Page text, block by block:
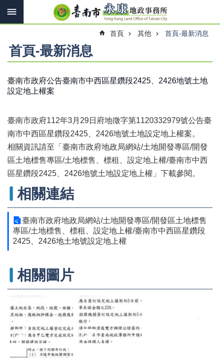
跳到主要內容區塊
搜
搜
尋
訊
報
機
關
簡
介
上
申
辦
與
查
詢
便
民
服
民
意
交
首頁 其他 首頁-最新消息
首頁-最新消息
臺南市政府公告臺南市中西區星鑽段2425、2426地號土地
設定地上權案
臺南市政府112年3月29日府地徵字第1120332979號公告臺
南市中西區星鑽段2425、2426地號土地設定地上權案。
相關資訊請至「臺南市政府地政局網站/土地開發專區/開發
區土地標售專區/土地標售、標租、設定地上權/臺南市中西
區星鑽段2425、2426地號土地設定地上權」下載參閱。
相關連結
臺南市政府地政局網站/土地開發專區/開發區土地標售
專區/土地標售、標租、設定地上權/臺南市中西區星鑽段
2425、2426地土地號設定地上權
相關圖片